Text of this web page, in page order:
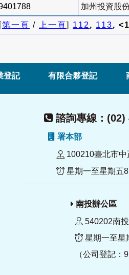
加州投資股
[第一頁 / 上一頁] 112, 113,
登記 有限合夥登記
諮詢專線：(02)
署本部
100210臺北市
星期一至星期五
南投辦公區
540202南
星期一至星
（公司登記：